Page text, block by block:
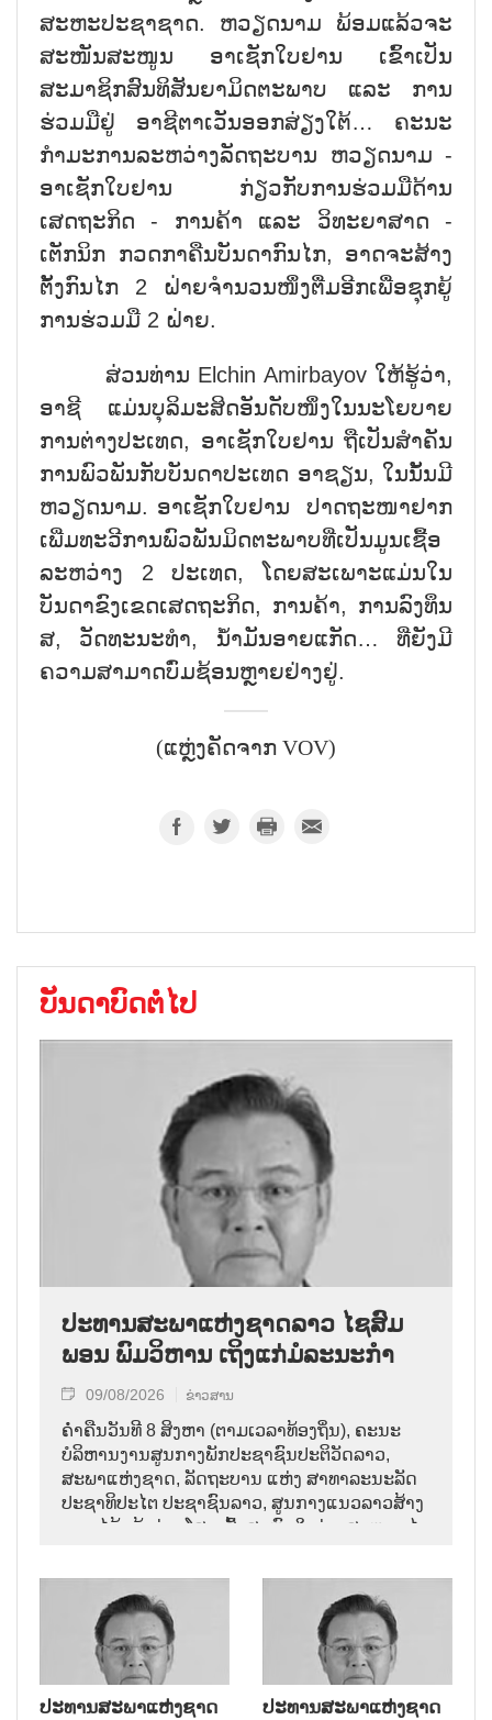
ສະຫະປະຊາຊາດ. ຫວຽດນາມ ພ້ອມແລ້ວຈະ
ສະໜັນສະໜູນ ອາເຊັກໃບຢານ ເຂົ້າເປັນ
ສະມາຊິກສົນທິສັນຍາມິດຕະພາບ ແລະ ການ
ຮ່ວມມືຢູ່ ອາຊີຕາເວັນອອກສ່ຽງໃຕ້… ຄະນະ
ກຳມະການລະຫວ່າງລັດຖະບານ ຫວຽດນາມ -
ອາເຊັກໃບຢານ ກ່ຽວກັບການຮ່ວມມືດ້ານ
ເສດຖະກິດ - ການຄ້າ ແລະ ວິທະຍາສາດ -
ເຕັກນິກ ກວດກາຄືນບັນດາກົນໄກ, ອາດຈະສ້າງ
ຕັ້ງກົນໄກ 2 ຝ່າຍຈຳນວນໜຶ່ງຕື່ມອີກເພື່ອຊຸກຍູ້
ການຮ່ວມມື 2 ຝ່າຍ.
ສ່ວນທ່ານ Elchin Amirbayov ໃຫ້ຮູ້ວ່າ,
ອາຊີ ແມ່ນບຸລິມະສິດອັນດັບໜຶ່ງໃນນະໂຍບາຍ
ການຕ່າງປະເທດ, ອາເຊັກໃບຢານ ຖືເປັນສຳຄັນ
ການພົວພັນກັບບັນດາປະເທດ ອາຊຽນ, ໃນນັ້ນມີ
ຫວຽດນາມ. ອາເຊັກໃບຢານ ປາດຖະໜາຢາກ
ເພີ່ມທະວີການພົວພັນມິດຕະພາບທີ່ເປັນມູນເຊື້ອ
ລະຫວ່າງ 2 ປະເທດ, ໂດຍສະເພາະແມ່ນໃນ
ບັນດາຂົງເຂດເສດຖະກິດ, ການຄ້າ, ການລົງທຶນ
ສ, ວັດທະນະທຳ, ນ້ຳມັນອາຍແກັດ… ທີ່ຍັງມີ
ຄວາມສາມາດບົ່ມຊ້ອນຫຼາຍຢ່າງຢູ່.
(ແຫຼ່ງຄັດຈາກ VOV)
ບັນດາບົດຕໍ່ໄປ
ປະທານສະພາແຫ່ງຊາດລາວ ໄຊສົມ
ພອນ ພົມວິຫານ ເຖິງແກ່ມໍລະນະກຳ
09/08/2026 ຂ່າວສານ
ຄ່ຳຄືນວັນທີ 8 ສິງຫາ (ຕາມເວລາທ້ອງຖິ່ນ), ຄະນະ
ບໍລິຫານງານສູນກາງພັກປະຊາຊົນປະຕິວັດລາວ,
ສະພາແຫ່ງຊາດ, ລັດຖະບານ ແຫ່ງ ສາທາລະນະລັດ
ປະຊາທິປະໄຕ ປະຊາຊົນລາວ, ສູນກາງແນວລາວສ້າງ
ຊາດ ໄດ້ແຈ້ງຂ່າວໂສກເສົ້າສະຫຼົດໃຈວ່າ: ສະຫາຍ ໄຊ
ໄດ້ເຖິງແກ່ມໍລະນະກຳ ໃນອາຍຸ 70 ປີ, ຫຼັງຈາກປ່ວຍ
ຮ້າຍແຮງມາເປັນໄລຍະໜຶ່ງ.
ປະທານສະພາແຫ່ງຊາດ ປະທານສະພາແຫ່ງຊາດ